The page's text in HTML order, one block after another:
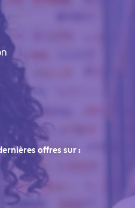
offres sur :